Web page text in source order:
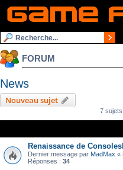
FORUM
News
Nouveau sujet
7 sujets
Renaissance de
Dernier message par MadMax «
Réponses : 34